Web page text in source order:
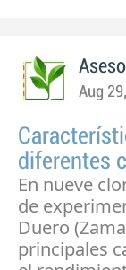
Aug
diferentes
En nueve
de
Duero
principales